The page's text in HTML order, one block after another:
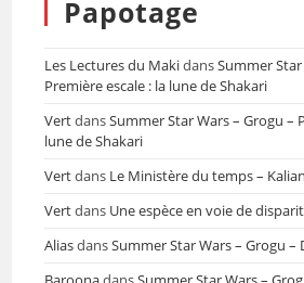
Papotage
Les Lectures du MakidansSummer
Première escale : la lune de Shakari
VertdansSummer Star Wars – Grogu –
lune de Shakari
Vertdans Le Ministère du temps –
Vertdans Une espèce en voie de
AliasdansSummer Star Wars – Grogu –